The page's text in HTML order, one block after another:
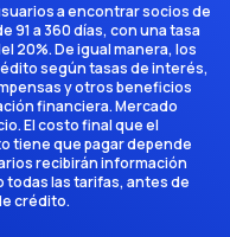
a encontrar socios de
91 a 360 días, con una tasa
20%. De igual manera, los
según tasas de interés,
y otros beneficios
financiera. Mercado
El costo final que el
tiene que pagar depende
recibirán información
todas las tarifas, antes de
crédito.